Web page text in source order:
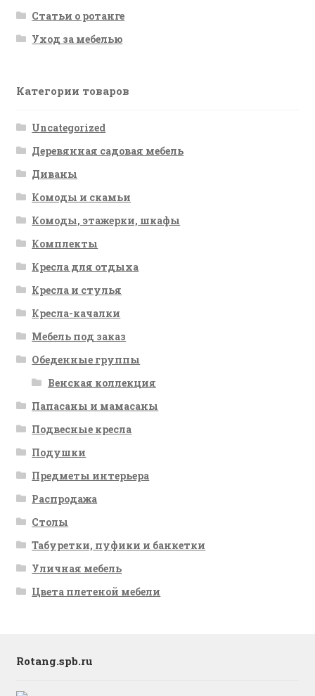
Статьи о ротанге
Уход за мебелью
Категории товаров
Uncategorized
Деревянная садовая мебель
Диваны
Комоды и скамьи
Комоды, этажерки, шкафы
Комплекты
Кресла для отдыха
Кресла и стулья
Кресла-качалки
Мебель под заказ
Обеденные группы
Венская коллекция
Папасаны и мамасаны
Подвесные кресла
Подушки
Предметы интерьера
Распродажа
Столы
Табуретки, пуфики и банкетки
Уличная мебель
Цвета плетеной мебели
Rotang.spb.ru